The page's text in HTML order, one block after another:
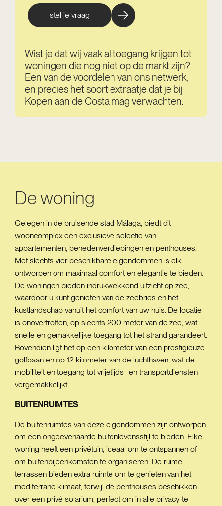
stel je vraag
Wist je dat wij vaak al toegang krijgen tot
woningen die nog niet op de markt zijn?
Een van de voordelen van ons netwerk,
en precies het soort extraatje dat je bij
Kopen aan de Costa mag verwachten.
De woning
Gelegen in de bruisende stad Málaga, biedt dit
wooncomplex een exclusieve selectie van
appartementen, benedenverdiepingen en penthouses.
Met slechts vier beschikbare eigendommen is elk
ontworpen om maximaal comfort en elegantie te bieden.
De woningen bieden indrukwekkend uitzicht op zee,
waardoor u kunt genieten van de zeebries en het
kustlandschap vanuit het comfort van uw huis. De locatie
is onovertroffen, op slechts 200 meter van de zee, wat
snelle en gemakkelijke toegang tot het strand garandeert.
Bovendien ligt het op een kilometer van een prestigieuze
golfbaan en op 12 kilometer van de luchthaven, wat de
mobiliteit en toegang tot vrijetijds- en transportdiensten
vergemakkelijkt.
BUITENRUIMTES
De buitenruimtes van deze eigendommen zijn ontworpen
om een ongeëvenaarde buitenlevensstijl te bieden. Elke
woning heeft een privétuin, ideaal om te ontspannen of
om buitenbijeenkomsten te organiseren. De ruime
terrassen bieden extra ruimte om te genieten van het
mediterrane klimaat, terwijl de penthouses beschikken
over een privé solarium, perfect om in alle privacy te